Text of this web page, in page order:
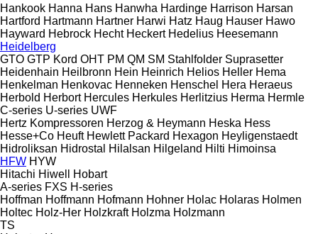
Hankook Hanna Hans Hanwha Hardinge Harrison Harsan
Hartford Hartmann Hartner Harwi Hatz Haug Hauser Hawo
Hayward Hebrock Hecht Heckert Hedelius Heesemann
Heidelberg
GTO GTP Kord OHT PM QM SM Stahlfolder Suprasetter
Heidenhain Heilbronn Hein Heinrich Helios Heller Hema
Henkelman Henkovac Henneken Henschel Hera Heraeus
Herbold Herbort Hercules Herkules Herlitzius Herma Hermle
C-series U-series UWF
Hertz Kompressoren Herzog & Heymann Heska Hess
Hesse+Co Heuft Hewlett Packard Hexagon Heyligenstaedt
Hidroliksan Hidrostal Hilalsan Hilgeland Hilti Himoinsa
HFW HYW
Hitachi Hiwell
Hobart
A-series FXS H-series
Hoffman Hoffmann Hofmann Hohner Holac Holaras Holmen
Holtec Holz-Her Holzkraft Holzma Holzmann
TS